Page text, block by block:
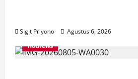
Sigit Priyono
Agustus 6, 2026
Hotnews